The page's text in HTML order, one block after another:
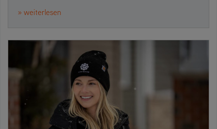
» weiterlesen